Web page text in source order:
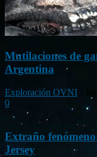
Mutilaciones de
Argentina
Exploración OVNI
0
Extraño
Jersey